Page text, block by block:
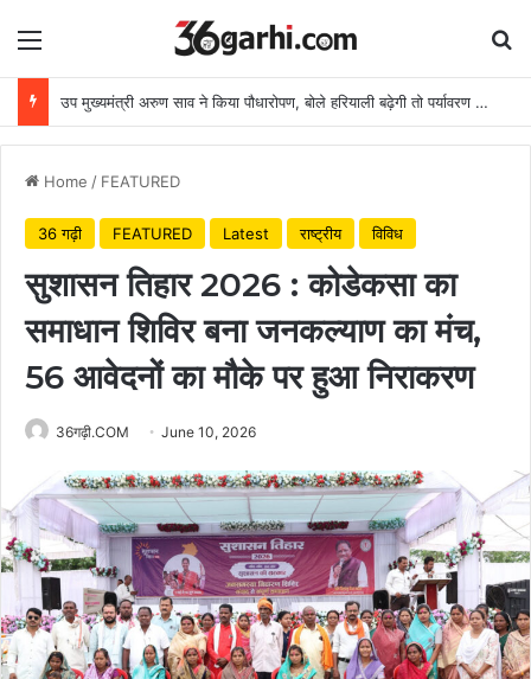
Menu
उप मुख्यमंत्री अरुण साव ने किया पौधारोपण, बोले हरियाली बढ़ेगी तो पर्यावरण भी स्वस्थ और सुंदर बनेगा
Home / FEATURED
36 गढ़ी FEATURED Latest राष्ट्रीय विविध
सुशासन तिहार 2026 : कोडेकसा का
समाधान शिविर बना जनकल्याण का मंच,
56 आवेदनों का मौके पर हुआ निराकरण
36गढ़ी.COM June 10, 2026